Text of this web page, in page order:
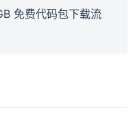
免费代码包下载流